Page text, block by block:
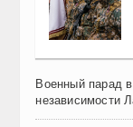
Военный парад
независимости